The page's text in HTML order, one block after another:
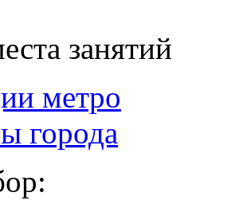
занятий
метро
города